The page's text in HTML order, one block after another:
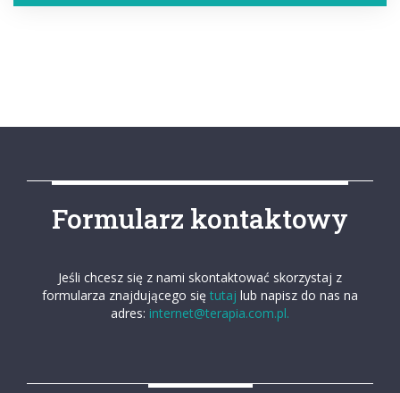
Formularz kontaktowy
Jeśli chcesz się z nami skontaktować skorzystaj z
formularza znajdującego się tutaj lub napisz do nas na
adres: internet@terapia.com.pl.